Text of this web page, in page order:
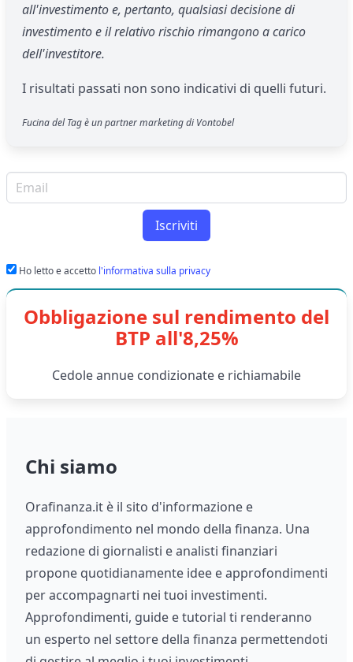
all'investimento e, pertanto, qualsiasi decisione di
investimento e il relativo rischio rimangono a carico
dell'investitore.
I risultati passati non sono indicativi di quelli futuri.
Fucina del Tag è un partner marketing di Vontobel
Email per newsletter
Iscriviti
Ho letto e accetto l'informativa sulla privacy
Obbligazione sul rendimento del
BTP all'8,25%
Cedole annue condizionate e richiamabile
Chi siamo
Orafinanza.it è il sito d'informazione e
approfondimento nel mondo della finanza. Una
redazione di giornalisti e analisti finanziari
propone quotidianamente idee e approfondimenti
per accompagnarti nei tuoi investimenti.
Approfondimenti, guide e tutorial ti renderanno
un esperto nel settore della finanza permettendoti